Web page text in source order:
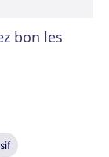
bon les